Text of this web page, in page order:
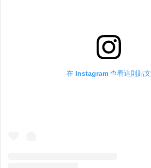
在 Instagram 查看這則貼文